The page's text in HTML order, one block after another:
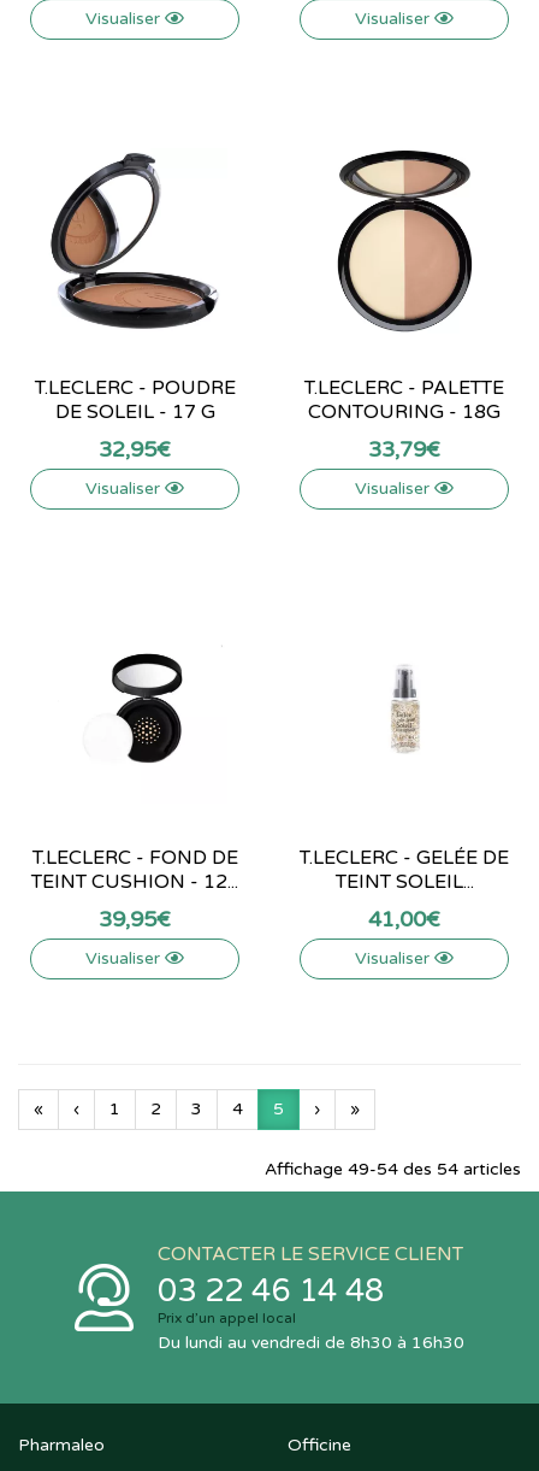
Visualiser Visualiser
T.LECLERC - POUDRE
DE SOLEIL - 17 G
32,95€
Visualiser
T.LECLERC - PALETTE
CONTOURING - 18G
33,79€
Visualiser
T.LECLERC - FOND DE
TEINT CUSHION - 12...
39,95€
Visualiser
T.LECLERC - GELÉE DE
TEINT SOLEIL...
41,00€
Visualiser
« ‹ 1 2 3 4 5 › »
Affichage 49-54 des 54 articles
CONTACTER LE SERVICE CLIENT
03 22 46 14 48
Prix d’un appel local
Du lundi au vendredi de 8h30 à 16h30
Pharmaleo Officine